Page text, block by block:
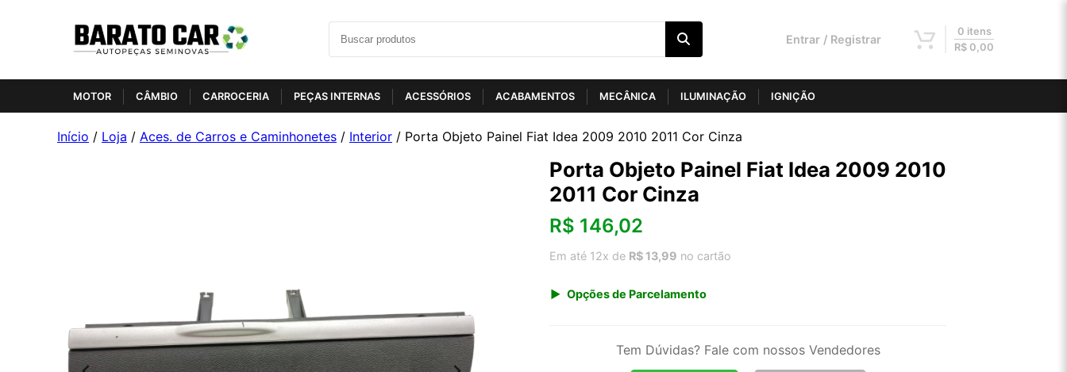
Entrar / Registrar
0 itens
R$ 0,00
MOTOR CÂMBIO CARROCERIA PEÇAS INTERNAS ACESSÓRIOS ACABAMENTOS MECÂNICA ILUMINAÇÃO IGNIÇÃO
Início / Loja / Aces. de Carros e Caminhonetes / Interior / Porta Objeto Painel Fiat Idea 2009 2010 2011 Cor Cinza
Porta Objeto Painel Fiat Idea 2009 2010
2011 Cor Cinza
R$ 146,02
Em até 12x de R$ 13,99 no cartão
Opções de Parcelamento
Tem Dúvidas? Fale com nossos Vendedores